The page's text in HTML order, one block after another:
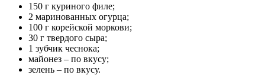
150 г куриного филе;
2 маринованных огурца;
100 г корейской моркови;
30 г твердого сыра;
1 зубчик чеснока;
майонез – по вкусу;
зелень – по вкусу.